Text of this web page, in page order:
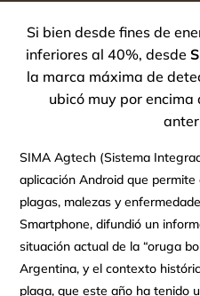
Si bien desde fines de
inferiores al 40%, desde
la marca máxima de
ubicó muy por
SIMA Agtech (Sistema
aplicación Android que
plagas, malezas y
Smartphone, difundió un
situación actual de la “oruga
Argentina, y el contexto
plaga, que este año ha tenido